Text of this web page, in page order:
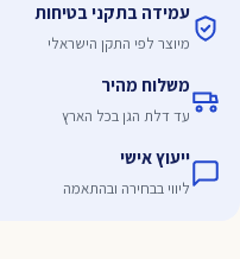
עמידה בתקני בטיחות
מיוצר לפי התקן הישראלי
משלוח מהיר
עד דלת הגן בכל הארץ
ייעוץ אישי
ליווי בבחירה ובהתאמה